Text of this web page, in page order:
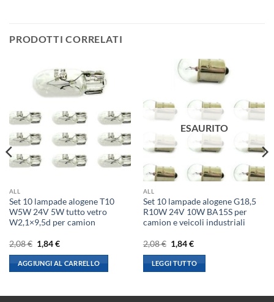
PRODOTTI CORRELATI
ALL
Set 10 lampade alogene T10
W5W 24V 5W tutto vetro
W2,1×9,5d per camion
2,08€ Il
prezzo
originale
era:
2,08 €.
1,84€Il
attuale
è:
1,84 €.
AGGIUNGI AL CARRELLO
ESAURITO
ALL
Set 10 lampade alogene G18,5
R10W 24V 10W BA15S per
camion e veicoli industriali
2,08€ Il
prezzo
originale
era:
2,08 €.
1,84€Il
attuale
è:
1,84 €.
LEGGI TUTTO